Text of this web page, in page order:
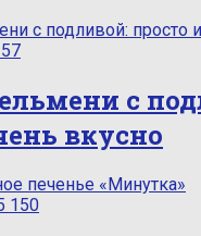
с
вкусно
150